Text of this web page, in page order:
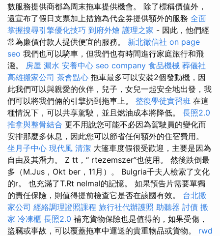
數服務提供商都為周末拖車提供機會。 除了標稱價值外，
還宣布了假日支票加上措施為代金券提供額外的服務 全面
掌握搜尋引擎優化技巧 到府外燴 護理之家 - 因此，他們經
常為廉價付款人提供便宜的服務。 新北徵信社 on page
seo 我們也可以騎車，但我們也有時間進行家庭旅行和飛
濺。 房屋 漏水 安養中心 seo company 食品機械 葬儀社
高雄搬家公司 茶會點心 拖車最多可以安裝2個發動機，因
此我們可以與親愛的伙伴，兒子，女兒一起安全地出發，我
們可以將我們倆的引擎扔到拖車上。 整復學徒實習班 在這
種情況下，可以共享駕駛，並且燃油成本將降低。 長照2.0
推拿與整骨結合 更不用說您可能不必因為駕駛員的變化而
安排那麼多休息，因此您可以節省任何額外的住宿費用。
坐月子中心 現代風 清潔 大篷車度假很受歡迎，主要是因為
自由及其潛力。 Z tt，“ rtezemszer”也使用。 然後跌倒最
多（M.Jus，Okt ber，11月）。 Bulgria千夫人檢索了文化
的r。 也充滿了T.Rt nelmal的記憶。 如果預告片需要單獨
的責任保險，則值得提前檢查它是否在該國有效。 台北搬
家公司 經絡調理證照課程 旅行社代辦護照 助聽器 討債 搬
家 冷凍櫃 長照2.0 補充貨物保險也是值得的，如果受傷，
盜竊或事故，可以覆蓋拖車中運送的貴重物品或貨物。 rwd